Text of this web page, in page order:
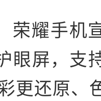
荣耀手机
眼屏，支
更还原、